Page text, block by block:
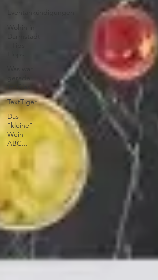
Darmstadt
im Glas
TextTiger
Das
"kleine"
Wein
ABC...